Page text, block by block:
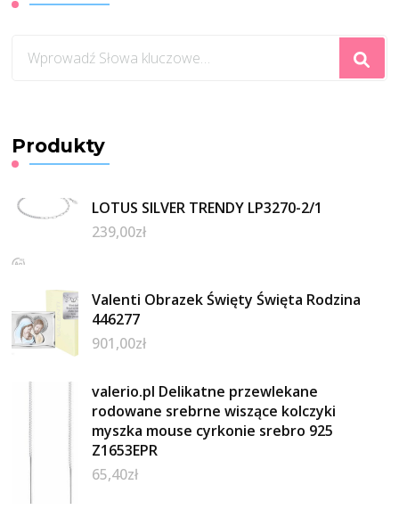
czegoś?
Produkty
LOTUS SILVER TRENDY LP3270-2/1
239,00zł
Valenti Obrazek Święty Święta Rodzina
446277
901,00zł
valerio.pl Delikatne przewlekane
rodowane srebrne wiszące kolczyki
myszka mouse cyrkonie srebro 925
Z1653EPR
65,40zł